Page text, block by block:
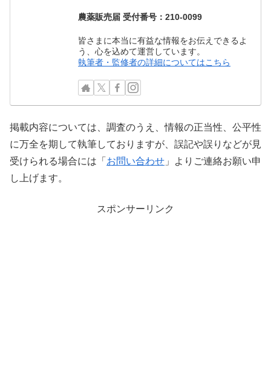
農薬販売届 受付番号：210-0099
皆さまに本当に有益な情報をお伝えできるよ
う、心を込めて運営しています。
執筆者・監修者の詳細についてはこちら
掲載内容については、調査のうえ、情報の正当性、公平性
に万全を期して執筆しておりますが、誤記や誤りなどが見
受けられる場合には「 お問い合わせ 」よりご連絡お願い申
し上げます。
スポンサーリンク